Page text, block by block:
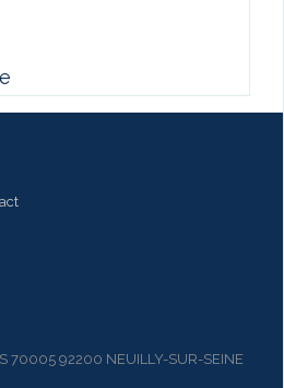
92200 NEUILLY-SUR-SEINE